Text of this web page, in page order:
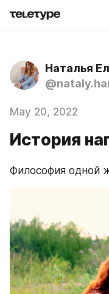
Наталья
May 20, 2022
История
Философия одной